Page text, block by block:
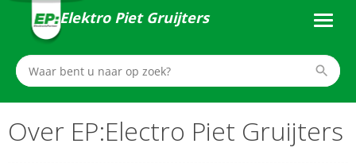
Elektro Piet Gruijters
Over EP:Electro Piet Gruijters